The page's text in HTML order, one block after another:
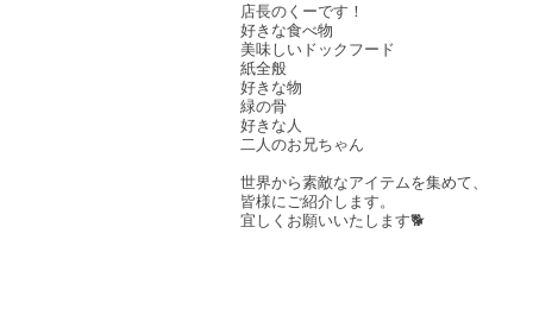
店長のくーです！
好きな食べ物
美味しいドックフード
紙全般
好きな物
緑の骨
好きな人
二人のお兄ちゃん
世界から素敵なアイテムを集めて、
皆様にご紹介します。
宜しくお願いいたします🐕